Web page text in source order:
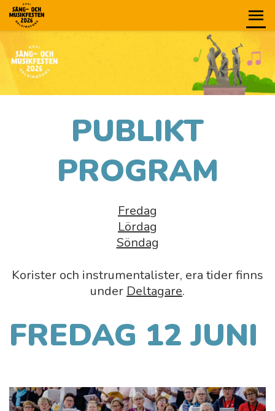
PUBLIKT
PROGRAM
Fredag
Lördag
Söndag
Korister och instrumentalister, era tider finns
under Deltagare.
FREDAG 12 JUNI